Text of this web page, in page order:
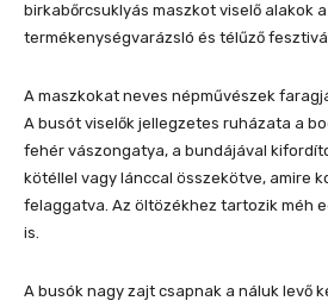
birkabőrcsuklyás maszkot viselő alakok
termékenységvarázsló és télűző
A maszkokat neves népművészek
A busót viselők jellegzetes ruházata a
fehér vászongatya, a bundájával
kötéllel vagy lánccal összekötve, amire
felaggatva. Az öltözékhez tartozik méh
is.
A busók nagy zajt csapnak a náluk levő